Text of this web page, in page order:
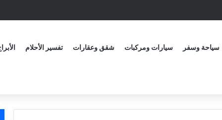
سياحة وسفر سيارات ومركبات شقق وعقارات تفسير الأحلام